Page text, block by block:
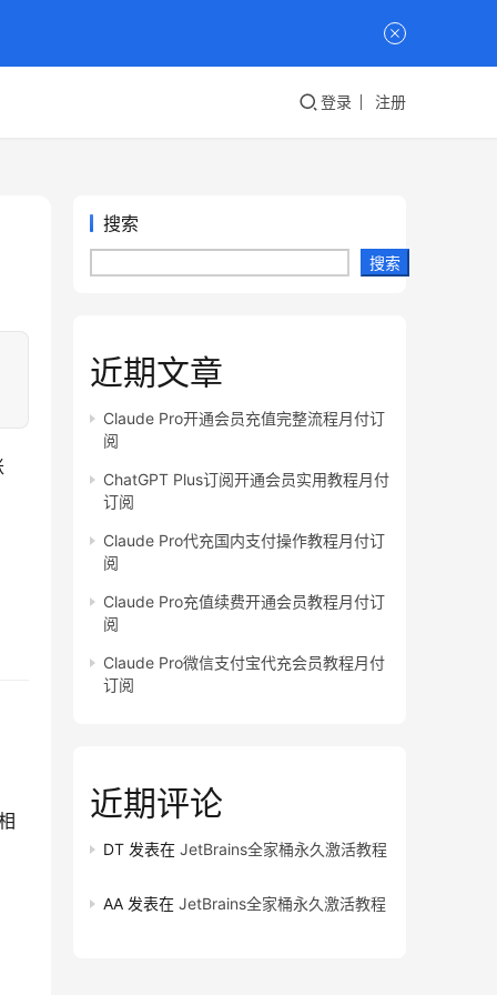
登录 注册
搜索
搜索
近期文章
Claude Pro开通会员充值完整流程月付订
阅
ChatGPT Plus订阅开通会员实用教程月付
订阅
Claude Pro代充国内支付操作教程月付订
阅
Claude Pro充值续费开通会员教程月付订
阅
Claude Pro微信支付宝代充会员教程月付
订阅
近期评论
DT 发表在 JetBrains全家桶永久激活教程
AA 发表在 JetBrains全家桶永久激活教程